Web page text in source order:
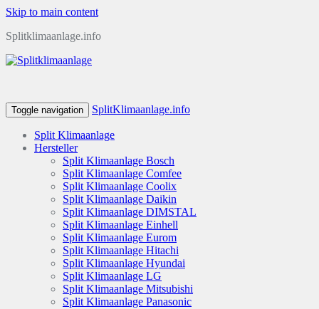
Skip to main content
Splitklimaanlage.info
Toggle navigation SplitKlimaanlage.info
Split Klimaanlage
Hersteller
Split Klimaanlage Bosch
Split Klimaanlage Comfee
Split Klimaanlage Coolix
Split Klimaanlage Daikin
Split Klimaanlage DIMSTAL
Split Klimaanlage Einhell
Split Klimaanlage Eurom
Split Klimaanlage Hitachi
Split Klimaanlage Hyundai
Split Klimaanlage LG
Split Klimaanlage Mitsubishi
Split Klimaanlage Panasonic